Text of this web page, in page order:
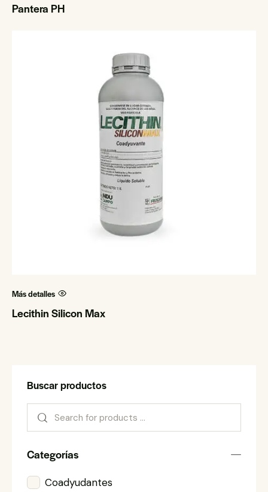
Pantera PH
Más detalles
Lecithin Silicon Max
Buscar productos
Categorías
Coadyudantes